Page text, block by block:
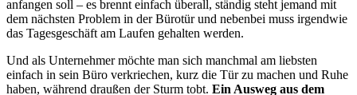
anfangen soll – es brennt einfach überall, ständig steht jemand mit
dem nächsten Problem in der Bürotür und nebenbei muss irgendwie
das Tagesgeschäft am Laufen gehalten werden.
Und als Unternehmer möchte man sich manchmal am liebsten
einfach in sein Büro verkriechen, kurz die Tür zu machen und Ruhe
haben, während draußen der Sturm tobt. Ein Ausweg aus dem